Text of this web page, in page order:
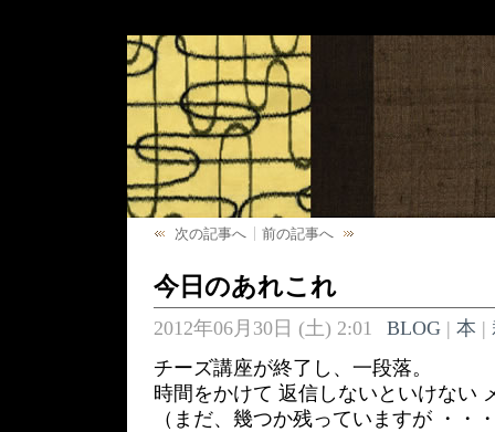
次の記事へ 前の記事へ
今日のあれこれ
2012年06月30日 (土) 2:01 BLOG| 本 |
チーズ講座が終了し、一段落。
時間をかけて 返信しないといけない
（まだ、幾つか残っていますが ・・